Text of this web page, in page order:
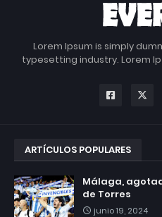
Lorem Ipsum is simply
typesetting industry. Lorem
ARTÍCULOS POPULARES
Málaga,
de Torres
junio 19, 2024